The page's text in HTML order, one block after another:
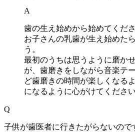
A
歯の生え始めから始めてくださ
お子さんの乳歯が生え始めた
う。
最初のうちは思うように磨か
が、歯磨きをしながら音楽テ
ど歯磨きの時間が楽しくなる
になるように心がけてください
Q
子供が歯医者に行きたがらないので